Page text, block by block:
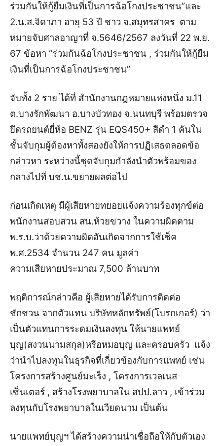
ร่วมกันให้กู้ยืมเงินที่เป็นการฉ้อโกงประชาชน”และ
2.น.ส.จิดาภา อายุ 53 ปี ชาว จ.สมุทรสาคร ตาม
หมายจับศาลอาญาที่ จ.5646/2567 ลงวันที่ 22 พ.ย.
67 ข้อหา “ร่วมกันฉ้อโกงประชาชน , ร่วมกันให้กู้ยืม
เงินที่เป็นการฉ้อโกงประชาชน”
จับทั้ง 2 ราย ได้ที่ สำนักงานกฎหมายแห่งหนึ่ง ม.11
ต.บางรักพัฒนา อ.บางบัวทอง จ.นนทบุรี พร้อมตรวจ
ยึดรถยนต์ยี่ห้อ BENZ รุ่น EQS450+ สีดำ 1 คันใน
ชั้นจับกุมผู้ต้องหาทั้งสองยังให้การปฏิเสธตลอดข้อ
กล่าวหา ระหว่างนี้ชุดจับกุมกำลังนำตัวพร้อมของ
กลางไปที่ บช.น.ขยายผลต่อไป
ก่อนเกิดเหตุ มีผู้เสียหายทยอยแจ้งความร้องทุกข์ต่อ
พนักงานสอบสวน สน.ห้วยขวาง ในความผิดตาม
พ.ร.บ.ว่าด้วยความผิดอันเกิดจากการใช้เช็ค
พ.ศ.2534 จำนวน 247 คน มูลค่า
ความเสียหายประมาณ 7,500 ล้านบาท
พฤติการณ์กล่าวคือ ผู้เสียหายได้รับการติดต่อ
ชักชวน จากตัวแทน บริษัทหลักทรัพย์(โบรกเกอร์) ว่า
เป็นตัวแทนการระดมเงินลงทุน ให้นายแพทย์
บุญ(สงวนนามสกุล)หรือหมอบุญ และครอบครัว แจ้ง
ว่านำไปลงทุนในธุรกิจที่เกี่ยวข้องกับการแพทย์ เช่น
โครงการสร้างศูนย์มะเร็ง , โครงการเวลเนส
เซ็นเตอร์ , สร้างโรงพยาบาลใน สปป.ลาว , เข้าร่วม
ลงทุนกับโรงพยาบาลในเวียดนาม เป็นต้น
นายแพทย์บุญฯได้สร้างความน่าเชื่อถือให้กับตัวเอง